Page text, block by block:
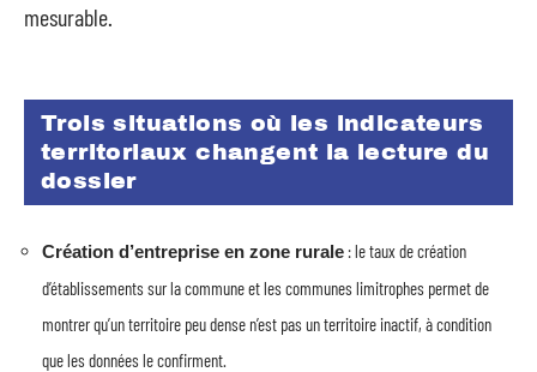
mesurable.
Trois situations où les indicateurs
territoriaux changent la lecture du
dossier
Création d’entreprise en zone rurale : le taux de création
d’établissements sur la commune et les communes limitrophes permet de
montrer qu’un territoire peu dense n’est pas un territoire inactif, à condition
que les données le confirment.